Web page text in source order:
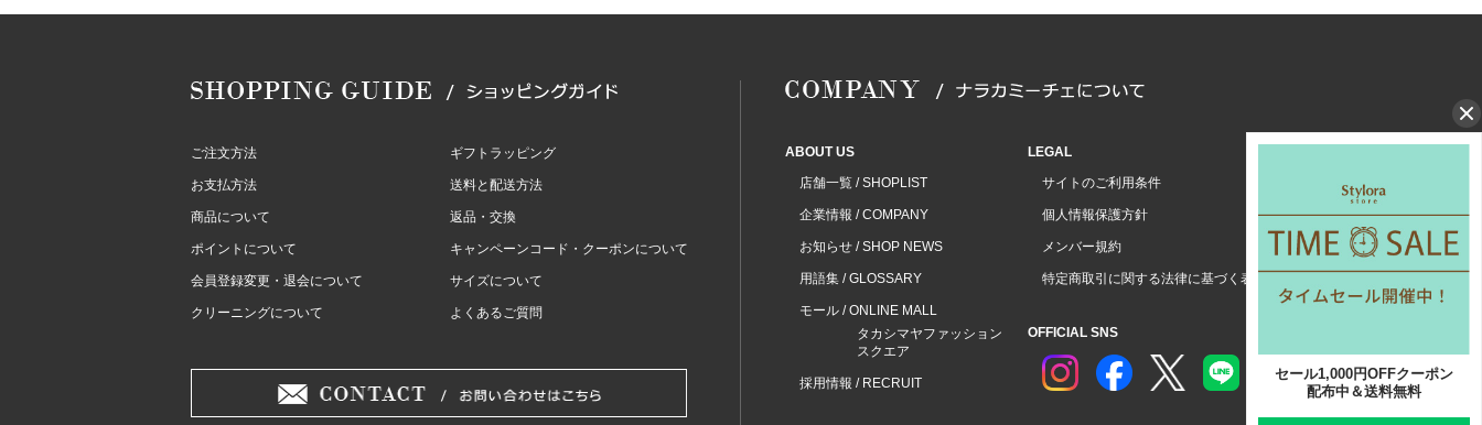
ご注文方法 ギフトラッピング
お支払方法 送料と配送方法
商品について 返品・交換
ポイントについて キャンペーンコード・クーポンについて
会員登録変更・退会について サイズについて
クリーニングについて よくあるご質問
ABOUT US
店舗一覧 / SHOPLIST
企業情報 / COMPANY
お知らせ / SHOP NEWS
用語集 / GLOSSARY
モール / ONLINE MALL
タカシマヤファッション
スクエア
採用情報 / RECRUIT
LEGAL
サイトのご利用条件
個人情報保護方針
メンバー規約
特定商取引に関する法律に基づく表示
OFFICIAL SNS
セール1,000円OFFクーポン
配布中＆送料無料